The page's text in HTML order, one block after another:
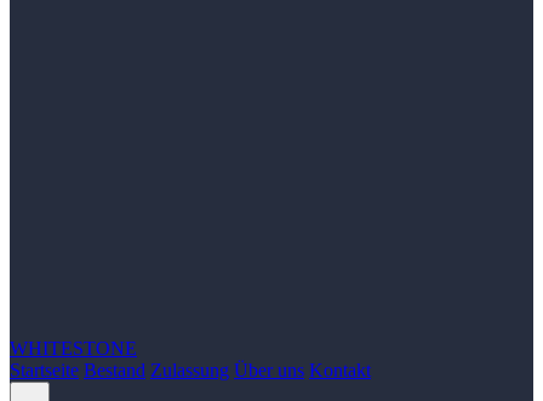
WHITESTONE
Startseite Bestand Zulassung Über uns Kontakt